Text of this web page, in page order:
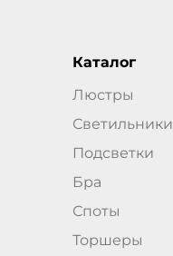
Каталог
Люстры
Светильники
Подсветки
Бра
Споты
Торшеры